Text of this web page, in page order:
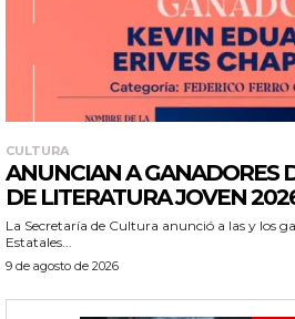
CULTURA
ANUNCIAN A GANADORES
DE LITERATURA JOVEN
La Secretaría de Cultura anunció a las y los
Estatales...
9 de agosto de 2026